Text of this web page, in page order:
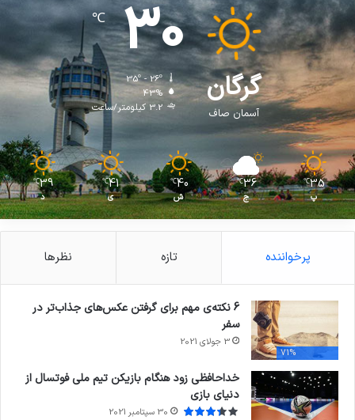
گرگان
آسمان صاف
30
℃
35º - 26º
43%
3.2 کیلومتر/ساعت
35
℃
پ
36
℃
ج
40
℃
ش
41
℃
ی
39
℃
د
پرخواننده تازه نظرها
71%
6 نکته‌ی مهم برای گرفتن عکس‌های جذاب‌تر در
سفر
3 جولای 2021
خداحافظی زود هنگام بازیکن تیم ملی فوتسال از
دنیای بازی
30 سپتامبر 2021